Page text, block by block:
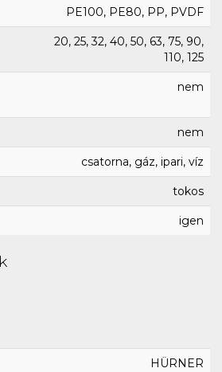
PE100, PE80, PP, PVDF
20, 25, 32, 40, 50, 63, 75, 90,
110, 125
nem
nem
csatorna, gáz, ipari, víz
tokos
igen
HÜRNER